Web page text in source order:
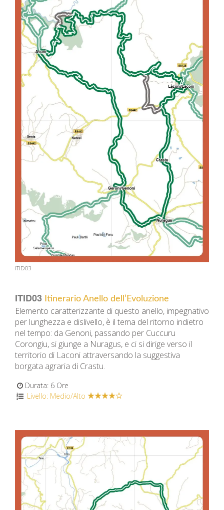
ITID03
ITID03 Itinerario Anello dell’Evoluzione
Elemento caratterizzante di questo anello, impegnativo
per lunghezza e dislivello, è il tema del ritorno indietro
nel tempo: da Genoni, passando per Cuccuru
Corongiu, si giunge a Nuragus, e ci si dirige verso il
territorio di Laconi attraversando la suggestiva
borgata agraria di Crastu.
Durata: 6 Ore
Livello: Medio/Alto